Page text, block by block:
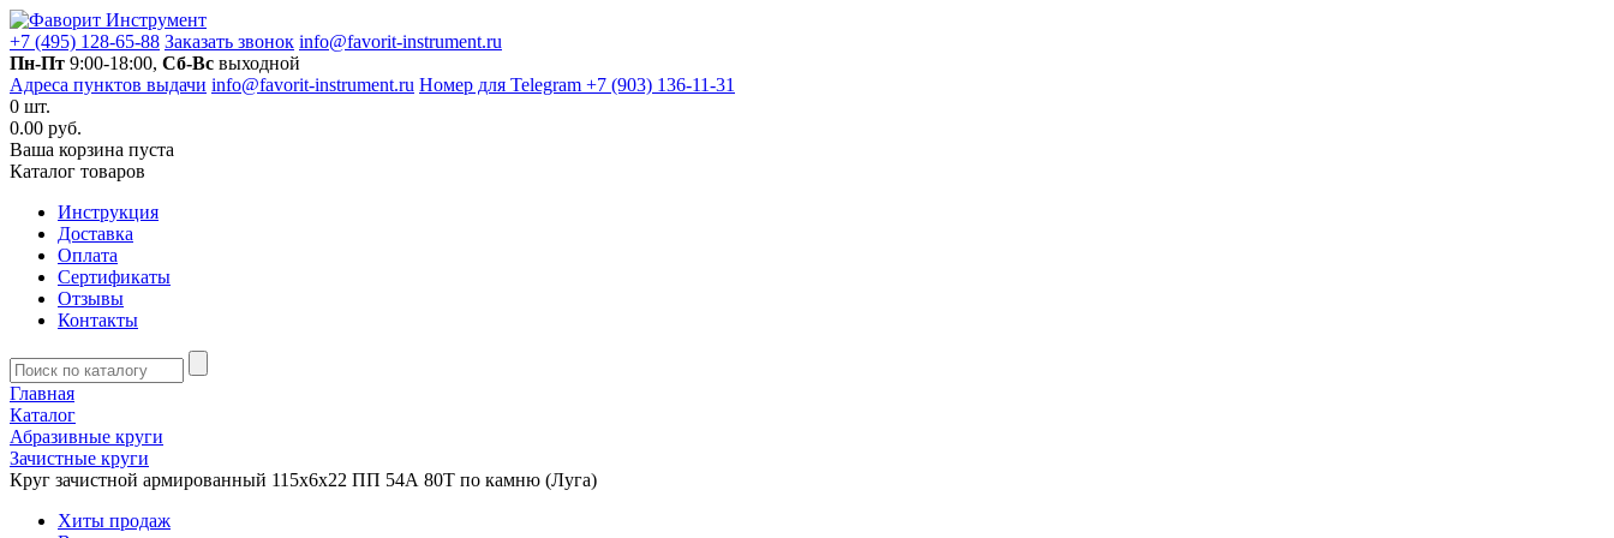
+7 (495) 128-65-88 Заказать звонок info@favorit-instrument.ru
Пн-Пт 9:00-18:00, Сб-Вс выходной
Адреса пунктов выдачи info@favorit-instrument.ru Номер для Telegram +7 (903) 136-11-31
0 шт.
0.00 руб.
Ваша корзина пуста
Каталог товаров
Инструкция
Доставка
Оплата
Сертификаты
Отзывы
Контакты
Главная
Каталог
Абразивные круги
Зачистные круги
Круг зачистной армированный 115х6х22 ПП 54А 80Т по камню (Луга)
Хиты продаж